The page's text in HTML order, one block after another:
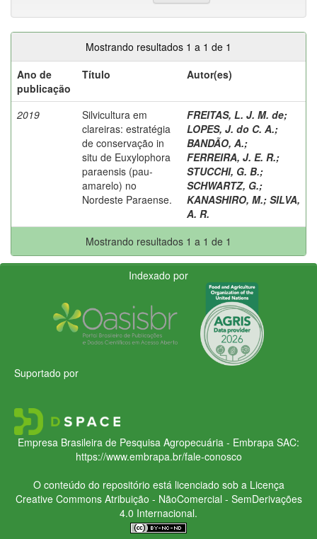
Mostrando resultados 1 a 1 de 1
Ano de
publicação
Título Autor(es)
2019
Silvicultura em
clareiras: estratégia
de conservação in
situ de Euxylophora
paraensis (pau-
amarelo) no
Nordeste Paraense.
FREITAS, L. J. M. de;
LOPES, J. do C. A.;
BANDÃO, A.;
FERREIRA, J. E. R.;
STUCCHI, G. B.;
SCHWARTZ, G.;
KANASHIRO, M.; SILVA,
A. R.
Mostrando resultados 1 a 1 de 1
Indexado por
Suportado por
Empresa Brasileira de Pesquisa Agropecuária - Embrapa SAC:
https://www.embrapa.br/fale-conosco
O conteúdo do repositório está licenciado sob a Licença
Creative CommonsAtribuição - NãoComercial - SemDerivações
4.0 Internacional.